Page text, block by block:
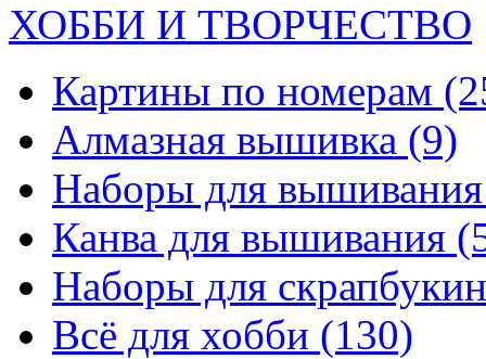
ХОББИ И ТВОРЧЕСТВО
Картины по номерам
Алмазная вышивка (9)
Наборы для
Канва для вышивания
Наборы для
Всё для хобби (130)